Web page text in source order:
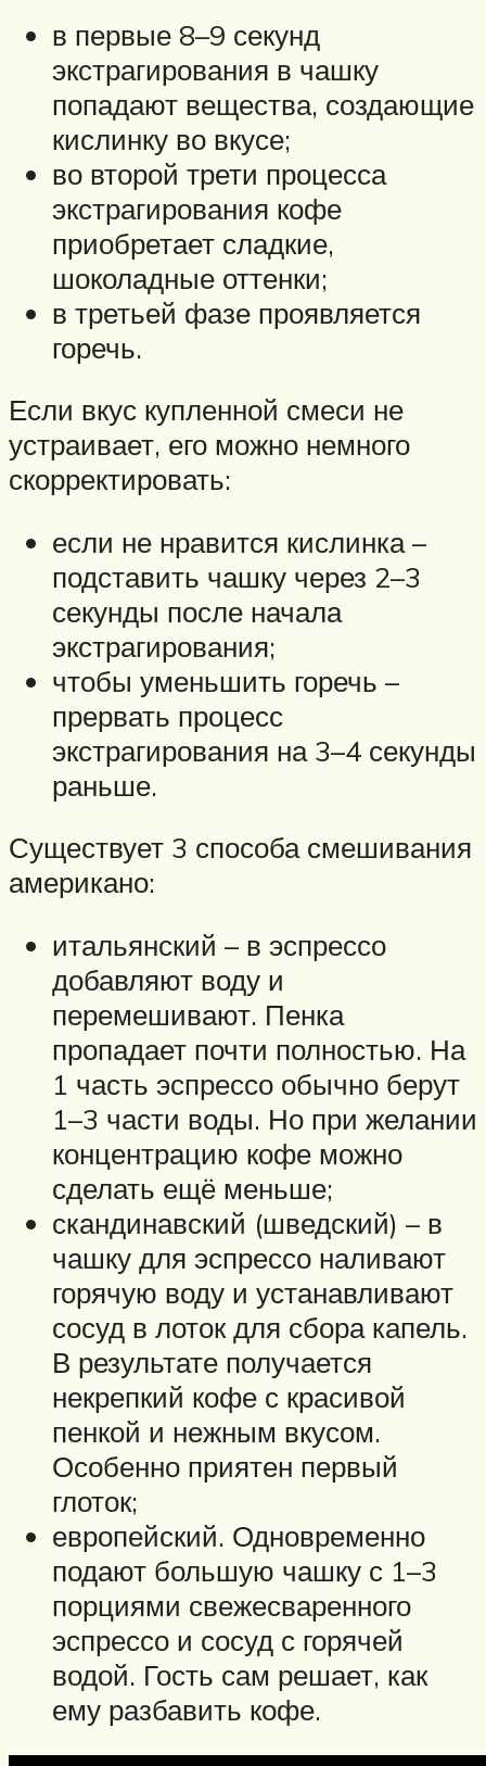
в первые 8–9 секунд
экстрагирования в чашку
попадают вещества, создающие
кислинку во вкусе;
во второй трети процесса
экстрагирования кофе
приобретает сладкие,
шоколадные оттенки;
в третьей фазе проявляется
горечь.
Если вкус купленной смеси не
устраивает, его можно немного
скорректировать:
если не нравится кислинка –
подставить чашку через 2–3
секунды после начала
экстрагирования;
чтобы уменьшить горечь –
прервать процесс
экстрагирования на 3–4 секунды
раньше.
Существует 3 способа смешивания
американо:
итальянский – в эспрессо
добавляют воду и
перемешивают. Пенка
пропадает почти полностью. На
1 часть эспрессо обычно берут
1–3 части воды. Но при желании
концентрацию кофе можно
сделать ещё меньше;
скандинавский (шведский) – в
чашку для эспрессо наливают
горячую воду и устанавливают
сосуд в лоток для сбора капель.
В результате получается
некрепкий кофе с красивой
пенкой и нежным вкусом.
Особенно приятен первый
глоток;
европейский. Одновременно
подают большую чашку с 1–3
порциями свежесваренного
эспрессо и сосуд с горячей
водой. Гость сам решает, как
ему разбавить кофе.